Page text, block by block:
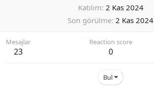
Katılım 2 Kas 2024
Son görülme 2 Kas 2024
Mesajlar
23
Reaction score
0
Bul